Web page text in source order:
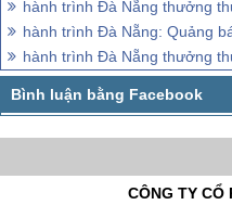
hành trình Đà Nẵng thưởng
hành trình Đà Nẵng: Quảng
hành trình Đà Nẵng thưởng
CÔNG TY CỔ